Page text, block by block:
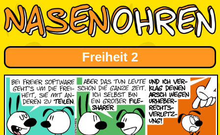
Freiheit 2